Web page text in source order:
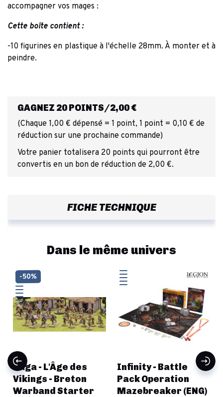
accompagner vos mages :
Cette boîte contient :
-10 figurines en plastique à l'échelle 28mm. À monter et à
peindre.
GAGNEZ 20 POINTS/2,00 €
(Chaque 1,00 € dépensé = 1 point, 1 point = 0,10 € de
réduction sur une prochaine commande)
Votre panier totalisera 20 points qui pourront être
convertis en un bon de réduction de 2,00 €.
FICHE TECHNIQUE
Dans le même univers
Saga - L'Âge des
Vikings - Breton
Warband Starter
-50%
Infinity - Battle
Pack Operation
Mazebreaker (ENG)